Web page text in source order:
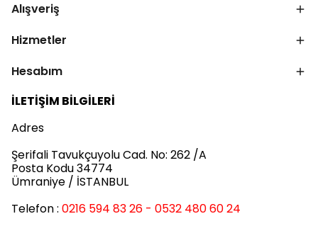
Alışveriş
Hizmetler
Hesabım
İLETİŞİM BİLGİLERİ
Adres
Şerifali Tavukçuyolu Cad. No: 262 /A
Posta Kodu 34774
Ümraniye / İSTANBUL
Telefon : 0216 594 83 26 - 0532 480 60 24